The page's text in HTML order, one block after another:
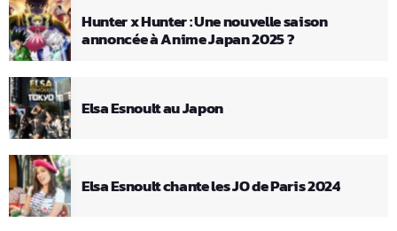
Hunter x Hunter : Une nouvelle saison
annoncée à Anime Japan 2025 ?
Elsa Esnoult au Japon
Elsa Esnoult chante les JO de Paris 2024